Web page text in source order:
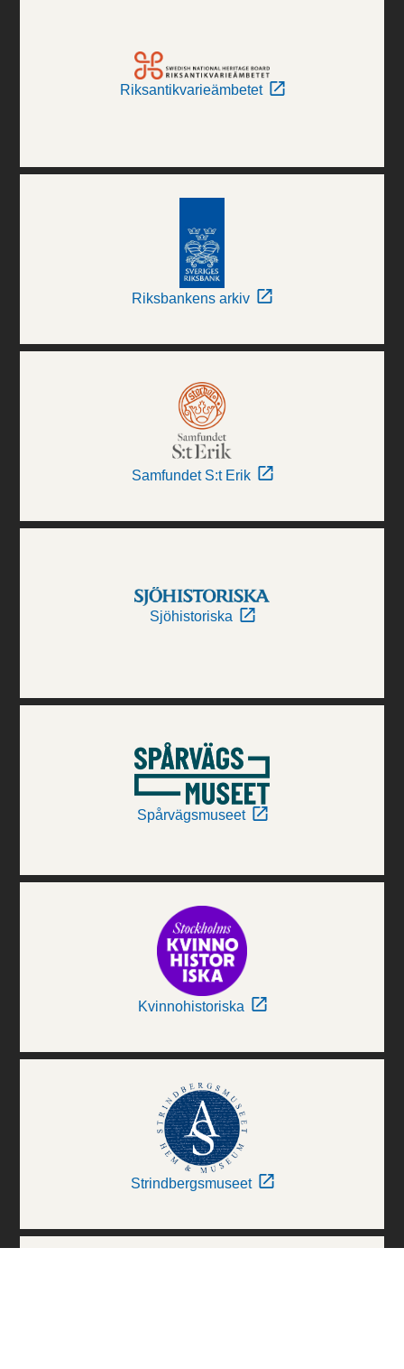
Riksantikvarieämbetet
Riksbankens arkiv
Samfundet S:t Erik
Sjöhistoriska
Spårvägsmuseet
Kvinnohistoriska
Strindbergsmuseet